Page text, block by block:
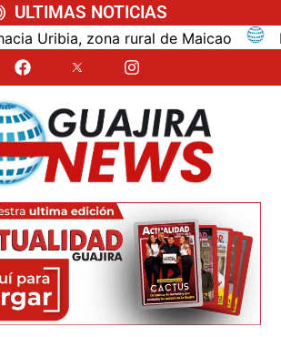
ULTIMAS NOTICIAS
zona rural de Maicao